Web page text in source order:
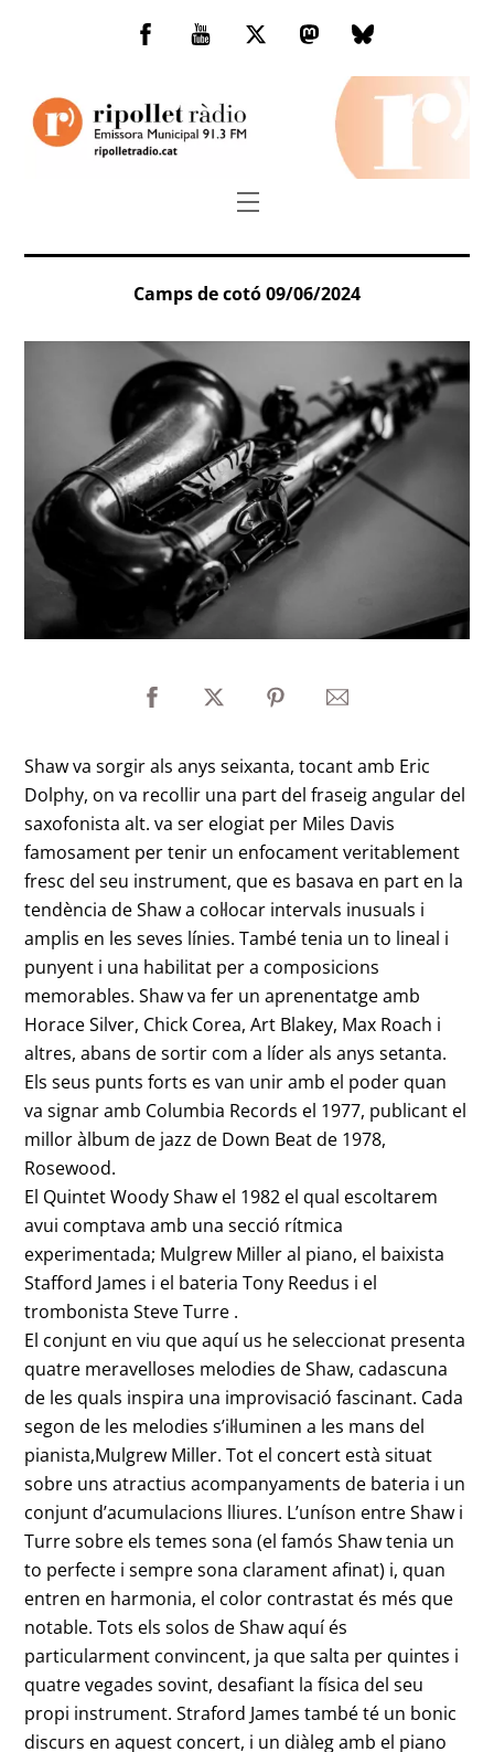
Facebook
You
TwitterMastodonBluesky
Menu
Camps de cotó 09/06/2024
Shaw va sorgir als anys seixanta, tocant amb Eric
Dolphy, on va recollir una part del fraseig angular del
saxofonista alt. va ser elogiat per Miles Davis
famosament per tenir un enfocament veritablement
fresc del seu instrument, que es basava en part en la
tendència de Shaw a col·locar intervals inusuals i
amplis en les seves línies. També tenia un to lineal i
punyent i una habilitat per a composicions
memorables. Shaw va fer un aprenentatge amb
Horace Silver, Chick Corea, Art Blakey, Max Roach i
altres, abans de sortir com a líder als anys setanta.
Els seus punts forts es van unir amb el poder quan
va signar amb Columbia Records el 1977, publicant el
millor àlbum de jazz de Down Beat de 1978,
Rosewood.
El Quintet Woody Shaw el 1982 el qual escoltarem
avui comptava amb una secció rítmica
experimentada; Mulgrew Miller al piano, el baixista
Stafford James i el bateria Tony Reedus i el
trombonista Steve Turre .
El conjunt en viu que aquí us he seleccionat presenta
quatre meravelloses melodies de Shaw, cadascuna
de les quals inspira una improvisació fascinant. Cada
segon de les melodies s’il·luminen a les mans del
pianista,Mulgrew Miller. Tot el concert està situat
sobre uns atractius acompanyaments de bateria i un
conjunt d’acumulacions lliures. L’uníson entre Shaw i
Turre sobre els temes sona (el famós Shaw tenia un
to perfecte i sempre sona clarament afinat) i, quan
entren en harmonia, el color contrastat és més que
notable. Tots els solos de Shaw aquí és
particularment convincent, ja que salta per quintes i
quatre vegades sovint, desafiant la física del seu
propi instrument. Straford James també té un bonic
discurs en aquest concert, i un diàleg amb el piano